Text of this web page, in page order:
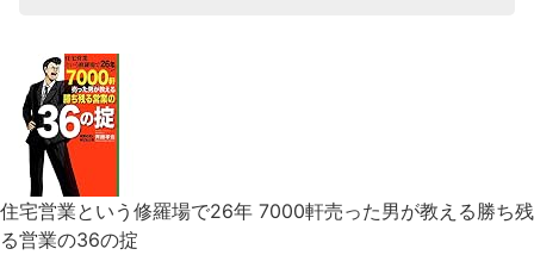
住宅営業という修羅場で26年 7000軒売った男が教える勝ち残
る営業の36の掟